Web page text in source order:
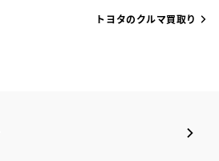
トヨタのクルマ買取り